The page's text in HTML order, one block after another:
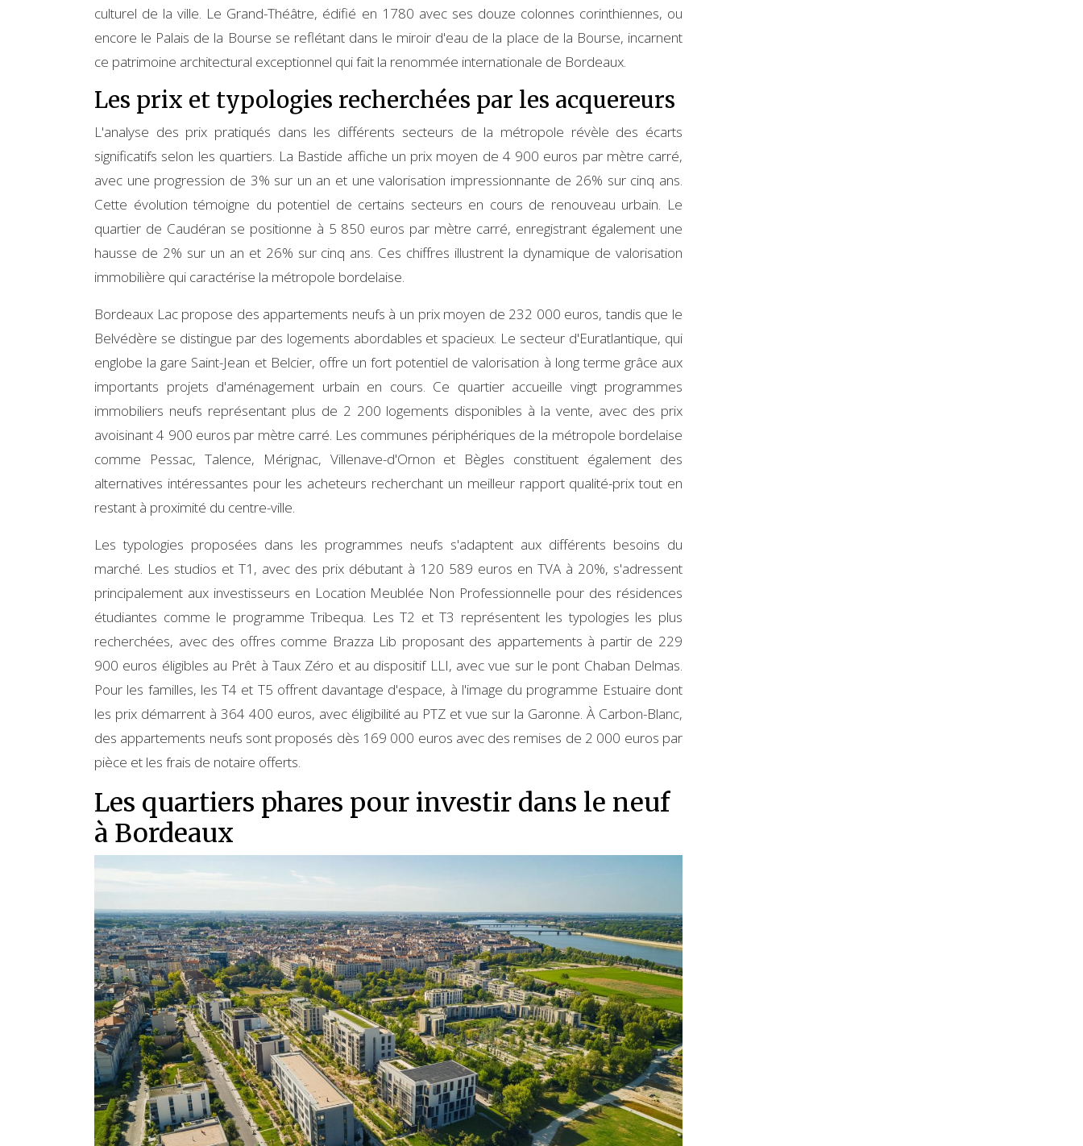
culturel de la ville. Le Grand-Théâtre, édifié en 1780 avec ses douze colonnes corinthiennes, ou
encore le Palais de la Bourse se reflétant dans le miroir d'eau de la place de la Bourse, incarnent
ce patrimoine architectural exceptionnel qui fait la renommée internationale de Bordeaux.
Les prix et typologies recherchées par les acquereurs
L'analyse des prix pratiqués dans les différents secteurs de la métropole révèle des écarts
significatifs selon les quartiers. La Bastide affiche un prix moyen de 4 900 euros par mètre carré,
avec une progression de 3% sur un an et une valorisation impressionnante de 26% sur cinq ans.
Cette évolution témoigne du potentiel de certains secteurs en cours de renouveau urbain. Le
quartier de Caudéran se positionne à 5 850 euros par mètre carré, enregistrant également une
hausse de 2% sur un an et 26% sur cinq ans. Ces chiffres illustrent la dynamique de valorisation
immobilière qui caractérise la métropole bordelaise.
Bordeaux Lac propose des appartements neufs à un prix moyen de 232 000 euros, tandis que le
Belvédère se distingue par des logements abordables et spacieux. Le secteur d'Euratlantique, qui
englobe la gare Saint-Jean et Belcier, offre un fort potentiel de valorisation à long terme grâce aux
importants projets d'aménagement urbain en cours. Ce quartier accueille vingt programmes
immobiliers neufs représentant plus de 2 200 logements disponibles à la vente, avec des prix
avoisinant 4 900 euros par mètre carré. Les communes périphériques de la métropole bordelaise
comme Pessac, Talence, Mérignac, Villenave-d'Ornon et Bègles constituent également des
alternatives intéressantes pour les acheteurs recherchant un meilleur rapport qualité-prix tout en
restant à proximité du centre-ville.
Les typologies proposées dans les programmes neufs s'adaptent aux différents besoins du
marché. Les studios et T1, avec des prix débutant à 120 589 euros en TVA à 20%, s'adressent
principalement aux investisseurs en Location Meublée Non Professionnelle pour des résidences
étudiantes comme le programme Tribequa. Les T2 et T3 représentent les typologies les plus
recherchées, avec des offres comme Brazza Lib proposant des appartements à partir de 229
900 euros éligibles au Prêt à Taux Zéro et au dispositif LLI, avec vue sur le pont Chaban Delmas.
Pour les familles, les T4 et T5 offrent davantage d'espace, à l'image du programme Estuaire dont
les prix démarrent à 364 400 euros, avec éligibilité au PTZ et vue sur la Garonne. À Carbon-Blanc,
des appartements neufs sont proposés dès 169 000 euros avec des remises de 2 000 euros par
pièce et les frais de notaire offerts.
Les quartiers phares pour investir dans le neuf
à Bordeaux